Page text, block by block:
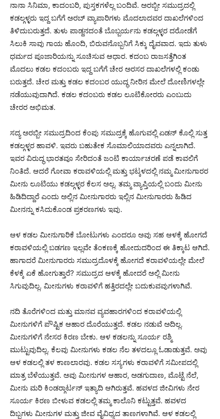
ನಾನಾ ಸಿನಿಮಾ, ಕಾದಂಬರಿ, ಪುಸ್ತಕಗಳೆಲ್ಲ ಬಂದಿವೆ. ಅರಬ್ಬೀ ಸಮುದ್ರದಲ್ಲಿ
ಕಡಲ್ಗಳ್ಳರು ಇದ್ದ ಬಗೆಗೆ ಅರಬ್ ವ್ಯಾಪಾರಿಗಳು ಮೊದಲಾದವರ ದಾಖಲೆಗಳಿಂದ
ತಿಳಿದುಬರುತ್ತದೆ. ತುಳು ಪಾಡ್ದನದಂತೆ ಬೊಬ್ಬರ್ಯನು ಕಡಲ್ಗಳ್ಳರ ದರೋಡೆಗೆ
ಸಿಲುಕಿ ಸಾವು ಗಾಯ ಹೊಂದಿ, ಬಿರುವನೊಬ್ಬನಿಗೆ ಸಿಕ್ಕು ದೈವವಾದ. ಇದು ತುಳು
ಧರ್ಮದ ಪೂಜಾರಿಯನ್ನು ಸೂಚಿಸುವ ಆಧಾರ. ಕದಂಬ ರಾಜಸತ್ತೆಗಿಂತ
ಮೊದಲು ಕಡಲ ಕದಂಬರು ಇದ್ದ ಬಗೆಗೆ ಚೇರ ಅರಸರ ದಾಖಲೆಗಳಲ್ಲಿ ಕಂಡು
ಬರುತ್ತದೆ. ಚೇರ ಮತ್ತು ಕಡಲ ಕದಂಬರ ಯುದ್ಧ ನೀರಿನ ಮೇಲೆ ದೋಣಿಗಳಲ್ಲೇ
ನಡೆಯುವುದಾಗಿದೆ. ಕಡಲ ಕದಂಬರು ಕಡಲ ಲೂಟಿಕೋರರು ಎಂಬುದು
ಚೇರರ ಅಭಿಮತ.
ಸದ್ಯ ಅರಬ್ಬೀ ಸಮುದ್ರದಿಂದ ಕೆಂಪು ಸಮುದ್ರಕ್ಕೆ ಹೊಗುವಲ್ಲಿ ಏಡನ್ ಕೊಲ್ಲಿ ಸುತ್ತ
ಕಡಲ್ಗಳ್ಳರ ಹಾವಳಿ. ಇವರು ಬಹುತೇಕ ಸೊಮಾಲಿಯಾದವರು ಎನ್ನಲಾಗಿದೆ.
ಇವರ ವಿರುದ್ಧ ಭಾರತವೂ ಸೇರಿದಂತೆ ಜಂಟಿ ಕಾರ್ಯಾಚರಣೆ ಪಡೆ ಕಾವಲಿಗೆ
ನಿಂತಿದೆ. ಆದರೆ ಗೋವಾ ಕರಾವಳಿಯಲ್ಲಿ ಮತ್ತು ಭಟ್ಕಳದಲ್ಲಿ ನಮ್ಮ ಮೀನುಗಾರರ
ಮೀನು ಲೂಟಿಯು ಕಡಲ್ಗಳ್ಳರ ಕೆಲಸ ಅಲ್ಲ. ತಮ್ಮ ವ್ಯಾಪ್ತಿಯಲ್ಲಿ ಬಂದು ಮೀನು
ಹಿಡಿದಿದ್ದಾರೆ ಎಂದು ಅಲ್ಲಿನ ಮೀನುಗಾರರು ಇಲ್ಲಿನ ಮೀನುಗಾರರು ಹಿಡಿದ
ಮೀನನ್ನು ಕಸಿದುಕೊಂಡ ಪ್ರಕರಣಗಳು ಇವು.
ಆಳ ಕಡಲ ಮೀನುಗಾರಿಕೆ ಬೋಟುಗಳು ಎಂದರೂ ಅವು ಸಹ ಆಳಕ್ಕೆ ಹೋಗದೆ
ಕರಾವಳಿಯಲ್ಲಿ ಬಡಗಣ ಇಲ್ಲವೇ ತೆಂಕಣಕ್ಕೆ ಹೋದುದರಿಂದ ಈ ತಿಕ್ಕಾಟ ಆಗಿದೆ.
ಹಾಗಾದರೆ ಮೀನುಗಾರರು ಸಮುದ್ರದೊಳಕ್ಕೆ ಹೋಗದೆ ಕರಾವಳಿಯಲ್ಲೇ ಮೇಲೆ
ಕೆಳಕ್ಕೆ ಏಕೆ ಹೋಗುತ್ತಾರೆ? ಸಮುದ್ರದ ಆಳಕ್ಕೆ ಹೋದರೆ ಅಲ್ಲಿ ಮೀನು
ಸಿಗುವುದಿಲ್ಲ. ಮೀನುಗಳು ಕರಾವಳಿಗೆ ಹತ್ತಿರದಲ್ಲೇ ಬದುಕುವವುಗಳಾಗಿವೆ.
ನದಿ ತೊರೆಗಳಿಂದ ಮತ್ತು ಮಾನವ ವ್ಯವಹಾರಗಳಿಂದ ಕರಾವಳಿಯಲ್ಲಿ
ಮೀನುಗಳಿಗೆ ಪೌಷ್ಟಿಕ ಆಹಾರ ದೊರೆಯುತ್ತದೆ. ಕಡಲ ನಡುವೆ ಅದಿಲ್ಲ.
ಮೀನುಗಳಿಗೆ ನೇಸರ ಕಿರಣ ಬೇಕು. ಆಳ ಕಡಲನ್ನು ಸೂರ್ಯ ರಶ್ಮಿ
ಮುಟ್ಟುವುದಿಲ್ಲ. ಕೆಲವು ಮೀನುಗಳು ಕಡಲ ನೆಲ ತಳದಲ್ಲೂ ಓಡಾಡುತ್ತವೆ. ಅವು
ಆಳ ಕಡಲಲ್ಲಿ ತಳ ಕಾಣಲಾರವು. ಕಡಲ ಸಸ್ಯಗಳು ಕರಾವಳಿಗೆ ಸಮೀಪದಲ್ಲಿ
ಮಾತ್ರ ಬೆಳೆಯುತ್ತವೆ. ಅವು ಮೀನುಗಳ ಆಹಾರ, ಅಡಗುದಾಣ, ಮೊಟ್ಟೆ ನೆಲೆ,
ಮೀನು ಮರಿ ಕಿಂಡರ್‍ಗಾರ್ಟನ್ ಇತ್ಯಾದಿ ಆಗಿರುತ್ತವೆ. ಹವಳದ ಜೀವಿಗಳು ನೇರ
ಸೂರ್ಯ ಕಿರಣ ಬೀಳುವ ಕಡಲಲ್ಲಿ ತಮ್ಮ ಕಾಲೊನಿ ಕಟ್ಟುತ್ತವೆ. ಹವಳದ
ದಿಬ್ಬಗಳು ಮೀನುಗಳ ಮತ್ತು ಜೀವ ವೈವಿಧ್ಯದ ತಾಣಗಳಾಗಿವೆ. ಆಳ ಕಡಲಲ್ಲಿ